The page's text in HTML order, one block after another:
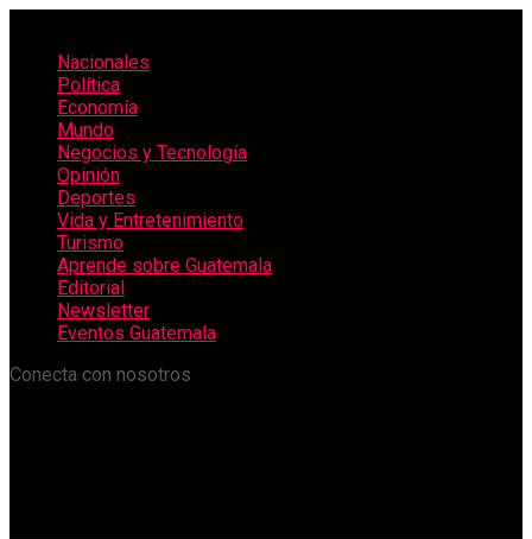
Nacionales
Política
Economía
Mundo
Negocios y Tecnología
Opinión
Deportes
Vida y Entretenimiento
Turismo
Aprende sobre Guatemala
Editorial
Newsletter
Eventos Guatemala
Conecta con nosotros